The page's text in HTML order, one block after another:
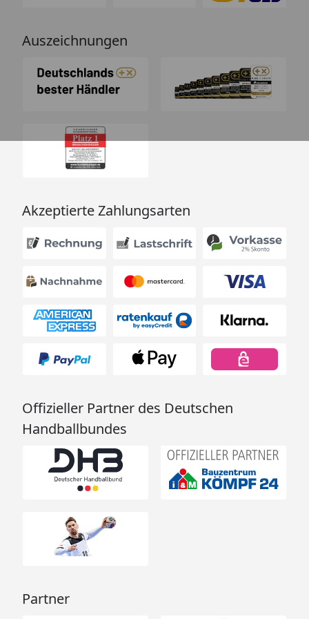
Auszeichnungen
Akzeptierte Zahlungsarten
Offizieller Partner des Deutschen
Handballbundes
Partner